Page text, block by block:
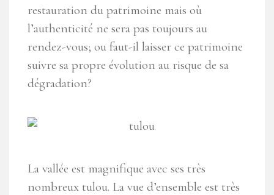
restauration du patrimoine mais où
l’authenticité ne sera pas toujours au
rendez-vous; ou faut-il laisser ce patrimoine
suivre sa propre évolution au risque de sa
dégradation?
La vallée est magnifique avec ses très
nombreux tulou. La vue d’ensemble est très